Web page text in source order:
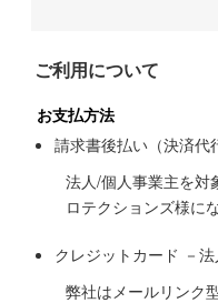
ご利用について
お支払方法
請求書後払い（決済代
法人/個人事業主を対
ロテクションズ様に
クレジットカード －
弊社はメールリンク